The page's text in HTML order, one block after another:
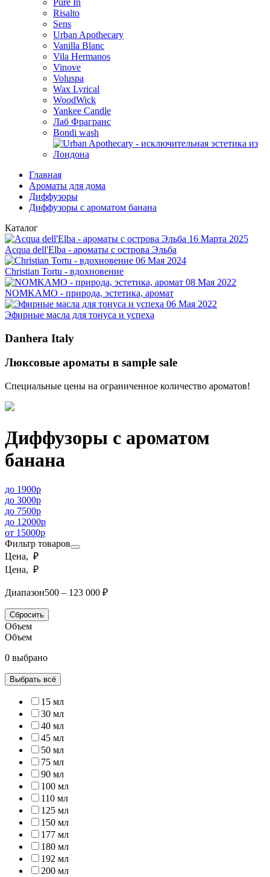
Pure In
Risalto
Sens
Urban Apothecary
Vanilla Blanc
Vila Hermanos
Vinove
Voluspa
Wax Lyrical
WoodWick
Yankee Candle
Лаб Фрагранс
Bondi wash
Главная
Ароматы для дома
Диффузоры
Диффузоры с ароматом банана
Каталог
16 Марта 2025
Acqua dell'Elba - ароматы с острова Эльба
06 Мая 2024
Christian Tortu - вдохновение
08 Мая 2022
NOMKAMO - природа, эстетика, аромат
06 Мая 2022
Эфирные масла для тонуса и успеха
Danhera Italy
Люксовые ароматы в sample sale
Специальные цены на ограниченное количество ароматов!
Диффузоры с ароматом
банана
до 1900р
до 3000р
до 7500р
до 12000р
от 15000р
Фильтр товаров
Цена, ₽
Цена, ₽
Диапазон500 – 123 000 ₽
Сбросить
Объем
Объем
0 выбрано
Выбрать всё
15 мл
30 мл
40 мл
45 мл
50 мл
75 мл
90 мл
100 мл
110 мл
125 мл
150 мл
177 мл
180 мл
192 мл
200 мл